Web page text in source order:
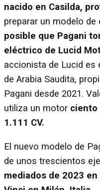
nacido en Casilda,
preparar un modelo de
posible que Pagani
eléctrico de Lucid
accionista de Lucid es
de Arabia Saudita,
Pagani desde 2021.
utiliza un motor ciento
1.111 CV.
El nuevo modelo de
de unos trescientos
mediados de 2023